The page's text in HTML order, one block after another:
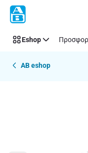
Παράλειψη
Eshop
AB eshop